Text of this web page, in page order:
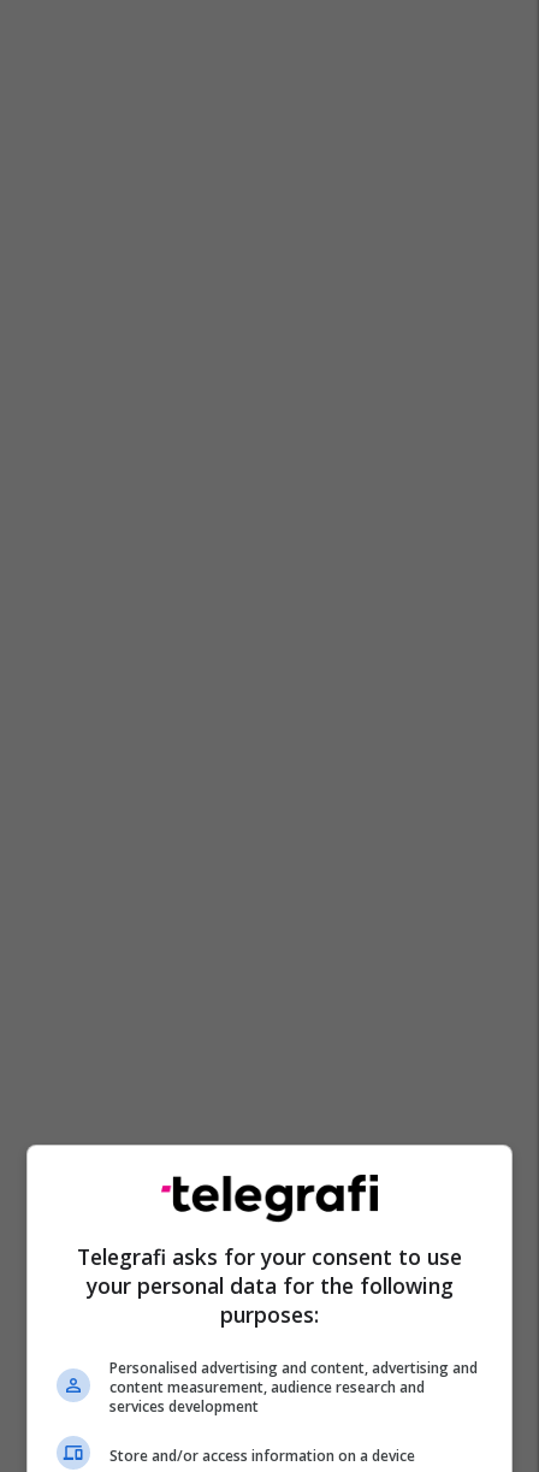
Joachim Gauck Femrat Myslimane
Telegrafi asks for your consent to use
your personal data for the following
purposes:
Personalised advertising and content, advertising and
content measurement, audience research and
services development
Store and/or access information on a device